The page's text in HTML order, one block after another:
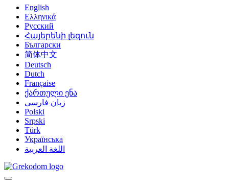
English
Ελληνικά
Русский
Հայերենի լեզուն
Български
简体中文
Deutsch
Dutch
Française
ქართული ენა
زبان فارسی
Polski
Srpski
Türk
Українська
اللغة العربية